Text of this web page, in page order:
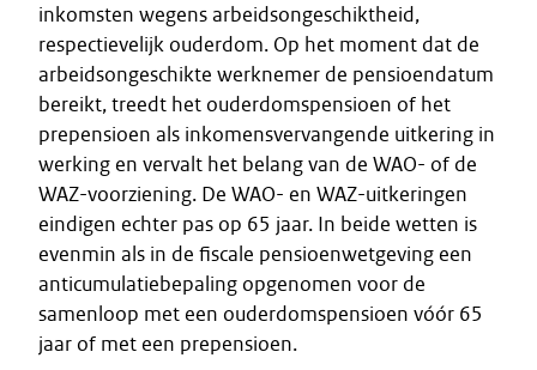
inkomsten wegens arbeidsongeschiktheid,
respectievelijk ouderdom. Op het moment dat de
arbeidsongeschikte werknemer de pensioendatum
bereikt, treedt het ouderdomspensioen of het
prepensioen als inkomensvervangende uitkering in
werking en vervalt het belang van de WAO- of de
WAZ-voorziening. De WAO- en WAZ-uitkeringen
eindigen echter pas op 65 jaar. In beide wetten is
evenmin als in de fiscale pensioenwetgeving een
anticumulatiebepaling opgenomen voor de
samenloop met een ouderdomspensioen vóór 65
jaar of met een prepensioen.